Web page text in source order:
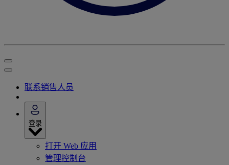
联系销售人员
登录
打开 Web 应用
管理控制台